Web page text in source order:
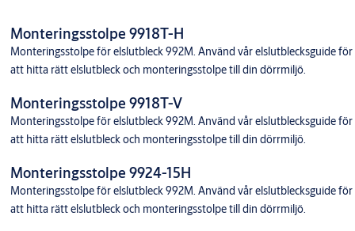
Monteringsstolpe 9918T-H
Monteringsstolpe för elslutbleck 992M. Använd vår elslutblecksguide för
att hitta rätt elslutbleck och monteringsstolpe till din dörrmiljö.
Monteringsstolpe 9918T-V
Monteringsstolpe för elslutbleck 992M. Använd vår elslutblecksguide för
att hitta rätt elslutbleck och monteringsstolpe till din dörrmiljö.
Monteringsstolpe 9924-15H
Monteringsstolpe för elslutbleck 992M. Använd vår elslutblecksguide för
att hitta rätt elslutbleck och monteringsstolpe till din dörrmiljö.